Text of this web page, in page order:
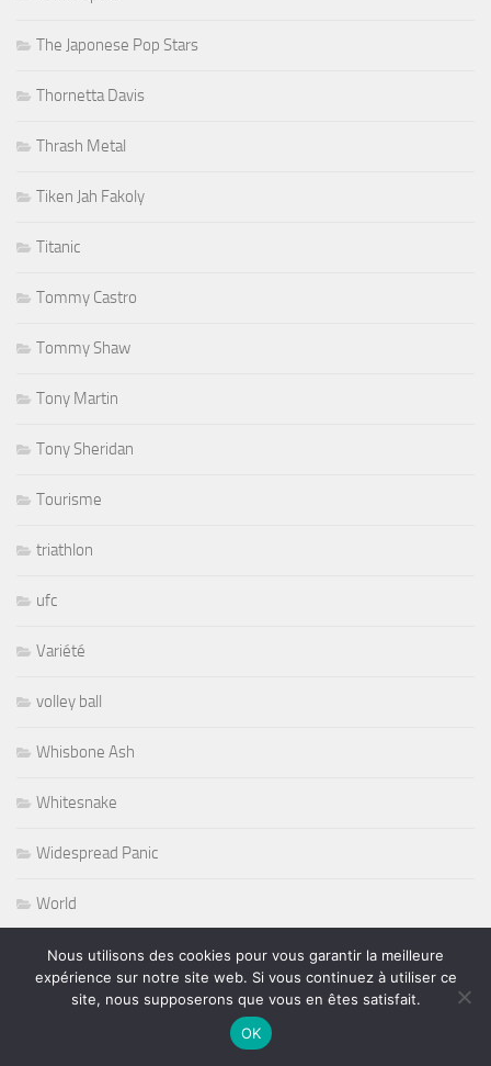
The Japonese Pop Stars
Thornetta Davis
Thrash Metal
Tiken Jah Fakoly
Titanic
Tommy Castro
Tommy Shaw
Tony Martin
Tony Sheridan
Tourisme
triathlon
ufc
Variété
volley ball
Whisbone Ash
Whitesnake
Widespread Panic
World
Wursel
Wynton Marsalis
Nous utilisons des cookies pour vous garantir la meilleure
expérience sur notre site web. Si vous continuez à utiliser ce
site, nous supposerons que vous en êtes satisfait.
OK